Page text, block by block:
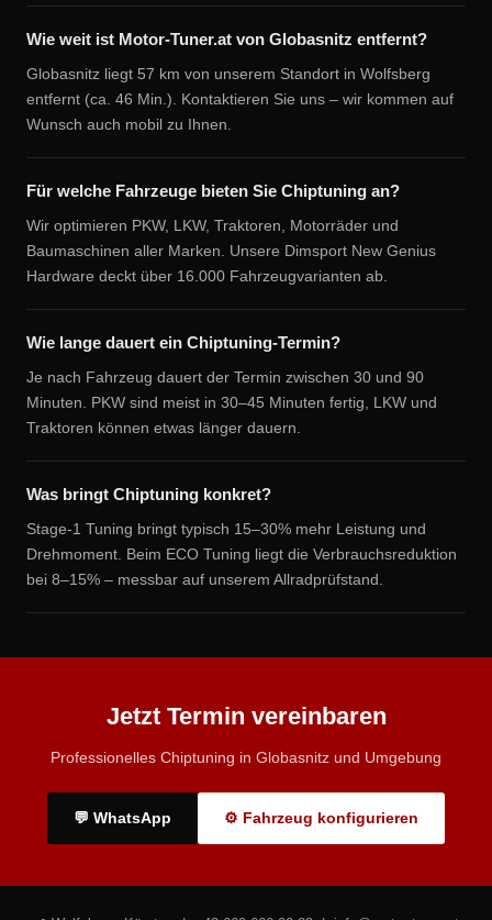
Wie weit ist Motor-Tuner.at von Globasnitz entfernt?
Globasnitz liegt 57 km von unserem Standort in Wolfsberg
entfernt (ca. 46 Min.). Kontaktieren Sie uns – wir kommen auf
Wunsch auch mobil zu Ihnen.
Für welche Fahrzeuge bieten Sie Chiptuning an?
Wir optimieren PKW, LKW, Traktoren, Motorräder und
Baumaschinen aller Marken. Unsere Dimsport New Genius
Hardware deckt über 16.000 Fahrzeugvarianten ab.
Wie lange dauert ein Chiptuning-Termin?
Je nach Fahrzeug dauert der Termin zwischen 30 und 90
Minuten. PKW sind meist in 30–45 Minuten fertig, LKW und
Traktoren können etwas länger dauern.
Was bringt Chiptuning konkret?
Stage-1 Tuning bringt typisch 15–30% mehr Leistung und
Drehmoment. Beim ECO Tuning liegt die Verbrauchsreduktion
bei 8–15% – messbar auf unserem Allradprüfstand.
Jetzt Termin vereinbaren
Professionelles Chiptuning in Globasnitz und Umgebung
💬 WhatsApp ⚙ Fahrzeug konfigurieren